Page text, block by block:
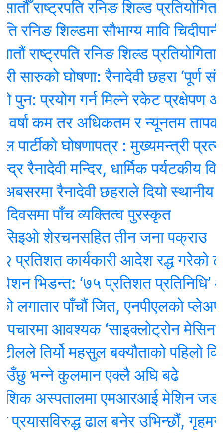
राष्ट्रपति रनिङ शिल्ड प्रतियोगिता
शिल्डमा सौभाग्य मावि चिदीपानी
राष्ट्रपति रनिङ शिल्ड प्रतियोगिता सुरु
घोषणा: रैनादेवी छहरा ‘पूर्ण
प्रयोग गर्न मिल्ने रकेट प्रक्षेपण
कम तर अधिकतम र न्यूनतम तापक्रम
घोषणापत्र : मुख्यमन्त्री प्रत्यक्ष
मन्दिर, धार्मिक पर्यटकीय
रैनादेवी छहराले दियो स्थानीय बिदा
पाँच व्यक्तित्व पुरस्कृत
शेरचनसहित तीन जना पक्राउ
कार्यकारी आदेश रद्ध गरेको
भिडन्त: ‘७५ प्रतिशत प्रतिनिधि’
पाँचौं जित, एनपीएलकाे प्लेअफमा
आवश्यक ‘साइक्लोट्रोन मेसिन’
महसुल बक्यौताको पहिलो
भन्ने कुलमान एक्लै अघि बढे
अस्पतालमा एमआरआई मेशिन जडान
ढाल बनेर उभिन्छौं,